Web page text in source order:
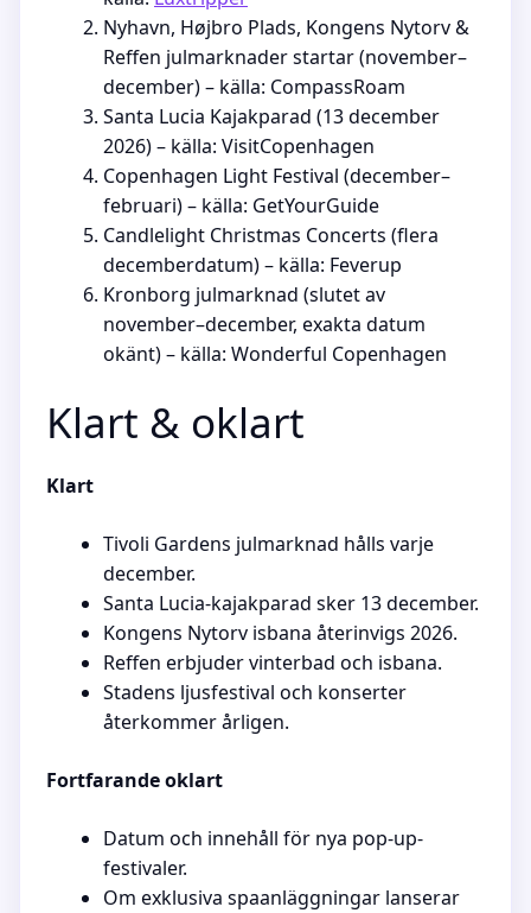
Nyhavn, Højbro Plads, Kongens Nytorv &
Reffen julmarknader startar (november–
december) – källa: CompassRoam
Santa Lucia Kajakparad (13 december
2026) – källa: VisitCopenhagen
Copenhagen Light Festival (december–
februari) – källa: GetYourGuide
Candlelight Christmas Concerts (flera
decemberdatum) – källa: Feverup
Kronborg julmarknad (slutet av
november–december, exakta datum
okänt) – källa: Wonderful Copenhagen
Klart & oklart
Klart
Tivoli Gardens julmarknad hålls varje
december.
Santa Lucia-kajakparad sker 13 december.
Kongens Nytorv isbana återinvigs 2026.
Reffen erbjuder vinterbad och isbana.
Stadens ljusfestival och konserter
återkommer årligen.
Fortfarande oklart
Datum och innehåll för nya pop-up-
festivaler.
Om exklusiva spaanläggningar lanserar